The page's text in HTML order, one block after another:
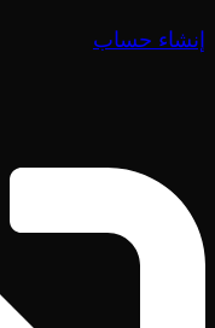
إنشاء حساب